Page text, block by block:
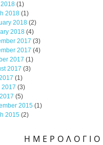
(1)
2018 (1)
2018 (2)
2018 (4)
2017 (3)
2017 (4)
2017 (1)
2017 (3)
(1)
2017 (3)
(5)
2015 (1)
2015 (2)
ΗΜΕΡΟΛΟΓΙΟ